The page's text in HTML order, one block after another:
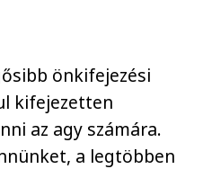
önkifejezési
kifejezetten
az agy számára.
a legtöbben